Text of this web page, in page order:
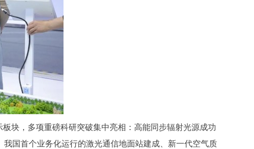
块，多项重磅科研突破集中亮相：高能同步辐射光源成功
国首个业务化运行的激光通信地面站建成、新一代空气质